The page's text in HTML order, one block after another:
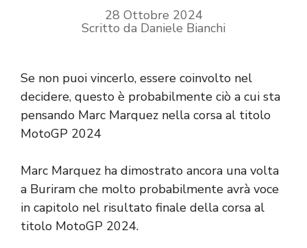
28 Ottobre 2024
Scritto da Daniele Bianchi
Se non puoi vincerlo, essere coinvolto nel
decidere, questo è probabilmente ciò a cui sta
pensando Marc Marquez nella corsa al titolo
MotoGP 2024
Marc Marquez ha dimostrato ancora una volta
a Buriram che molto probabilmente avrà voce
in capitolo nel risultato finale della corsa al
titolo MotoGP 2024.